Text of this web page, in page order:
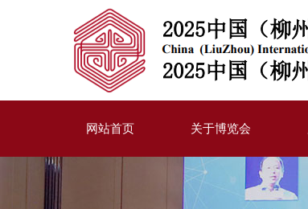
网站首页 关于博览会
博览会简介